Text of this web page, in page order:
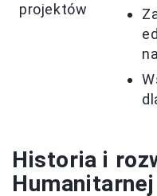
projektów
Historia i